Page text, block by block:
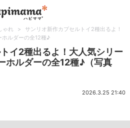
ゃれ >
サンリオ新作カプセルトイ2種出るよ！
ホルダーの全12種♪
イ2種出るよ！大人気シリー
ホルダーの全12種♪（写真
2026.3.25 21:40